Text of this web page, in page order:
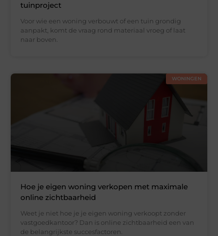
tuinproject
Voor wie een woning verbouwt of een tuin grondig
aanpakt, komt de vraag rond materiaal vroeg of laat
naar boven.
WONINGEN
Hoe je eigen woning verkopen met maximale
online zichtbaarheid
Weet je niet hoe je je eigen woning verkoopt zonder
vastgoedkantoor? Dan is online zichtbaarheid een van
de belangrijkste succesfactoren.